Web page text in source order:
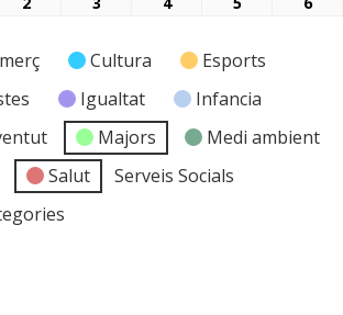
Cultura
Esports
Igualtat
Infancia
Majors
Medi ambient
Salut
Serveis Socials